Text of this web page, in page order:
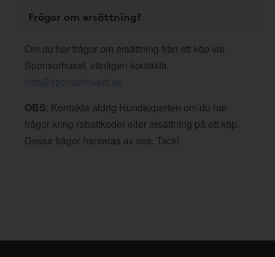
Frågor om ersättning?
Om du har frågor om ersättning från ett köp via
Sponsorhuset, vänligen kontakta
info@sponsorhuset.se
OBS: Kontakta aldrig Hundexperten om du har
frågor kring rabattkoder eller ersättning på ett köp.
Dessa frågor hanteras av oss. Tack!